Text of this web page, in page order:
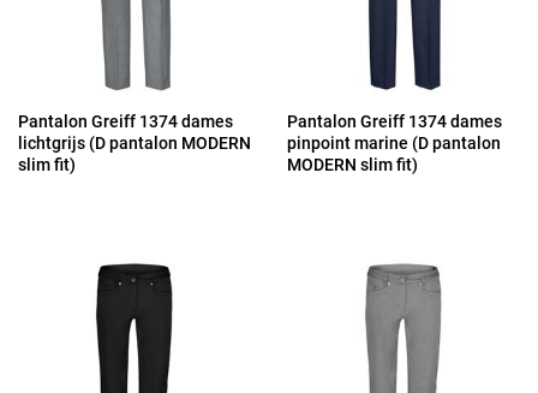
Pantalon Greiff 1374 dames
lichtgrijs (D pantalon MODERN
slim fit)
Pantalon Greiff 1374 dames
pinpoint marine (D pantalon
MODERN slim fit)